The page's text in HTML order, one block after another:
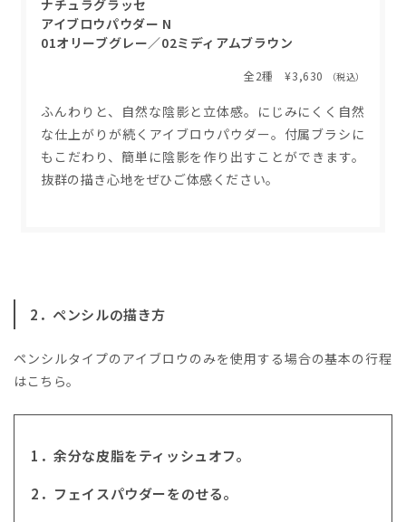
ナチュラグラッセ
アイブロウパウダー N
01オリーブグレー／02ミディアムブラウン
全2種 ¥3,630 （税込）
ふんわりと、自然な陰影と立体感。にじみにくく自然
な仕上がりが続くアイブロウパウダー。付属ブラシに
もこだわり、簡単に陰影を作り出すことができます。
抜群の描き心地をぜひご体感ください。
2．ペンシルの描き方
ペンシルタイプのアイブロウのみを使用する場合の基本の行程
はこちら。
1．余分な皮脂をティッシュオフ。
2．フェイスパウダーをのせる。